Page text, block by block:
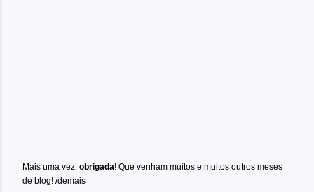
Mais uma vez, obrigada! Que venham muitos e muitos outros meses
de blog! /demais